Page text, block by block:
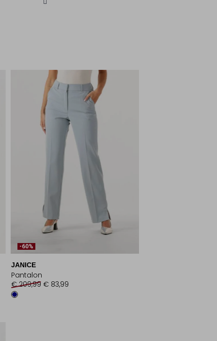
ontwerpen en oog voor detail,
-60%
JANICE
Pantalon
€ 209,99 € 83,99